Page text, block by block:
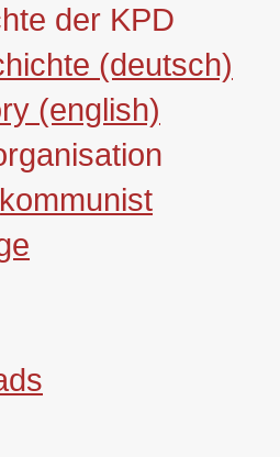
der KPD
(deutsch)
(english)